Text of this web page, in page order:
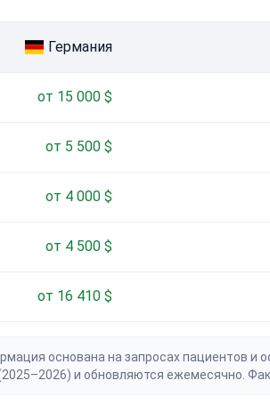
Германия
от 15 000 $
от 5 500 $
от 4 000 $
от 4 500 $
от 16 410 $
основана на запросах пациентов и
и обновляются ежемесячно.